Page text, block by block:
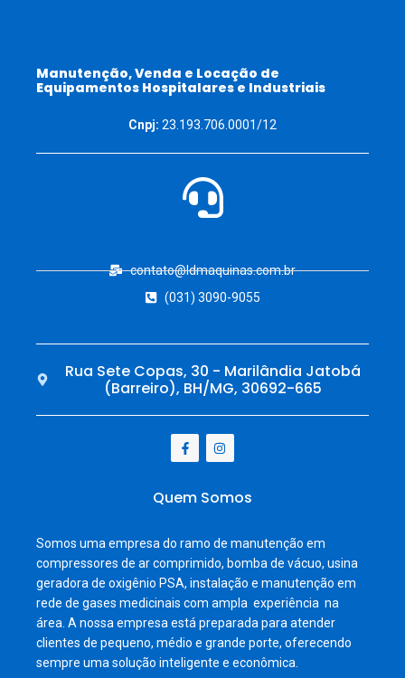
Manutenção, Venda e Locação de
Equipamentos Hospitalares e Industriais
Cnpj: 23.193.706.0001/12
contato@ldmaquinas.com.br
(031) 3090-9055
Rua Sete Copas, 30 - Marilândia Jatobá
(Barreiro), BH/MG, 30692-665
Quem Somos
Somos uma empresa do ramo de manutenção em
compressores de ar comprimido, bomba de vácuo, usina
geradora de oxigênio PSA, instalação e manutenção em
rede de gases medicinais com ampla experiência na
área. A nossa empresa está preparada para atender
clientes de pequeno, médio e grande porte, oferecendo
sempre uma solução inteligente e econômica.